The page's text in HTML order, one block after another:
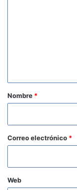
r
*
Nombre *
Correo electrónico *
Web